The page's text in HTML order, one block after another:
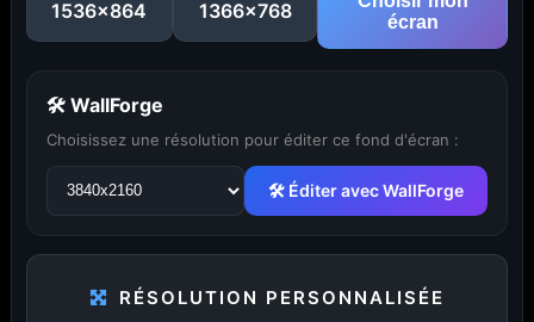
1536x864 1366x768
écran
🛠 WallForge
Choisissez une résolution pour éditer ce fond d'écran :
🛠 Éditer avec WallForge
RÉSOLUTION PERSONNALISÉE